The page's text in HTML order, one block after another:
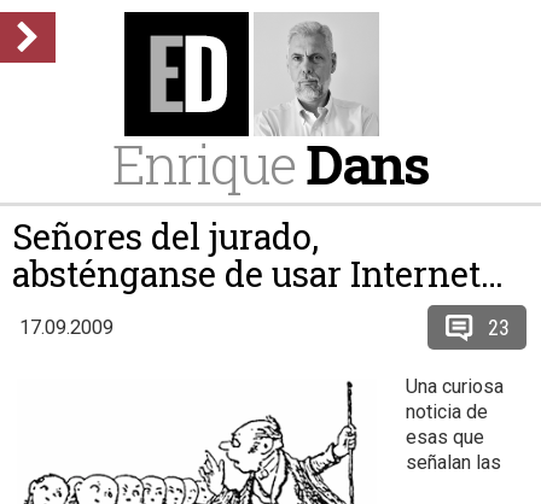
EnriqueDans
Señores del jurado,
absténganse de usar Internet…
17.09.2009 23
Una curiosa
noticia de
esas que
señalan las